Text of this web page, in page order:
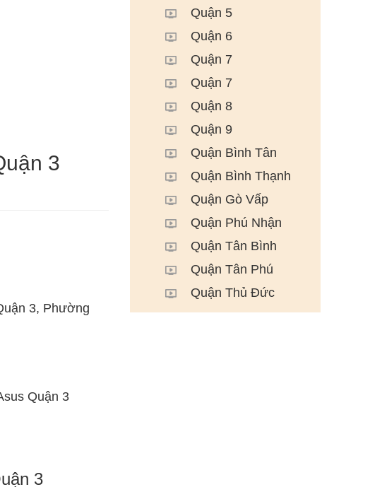
3
3, Phường
Quận 3
3
Quận 5
Quận 6
Quận 7
Quận 7
Quận 8
Quận 9
Quận Bình Tân
Quận Bình Thạnh
Quận Gò Vấp
Quận Phú Nhận
Quận Tân Bình
Quận Tân Phú
Quận Thủ Đức